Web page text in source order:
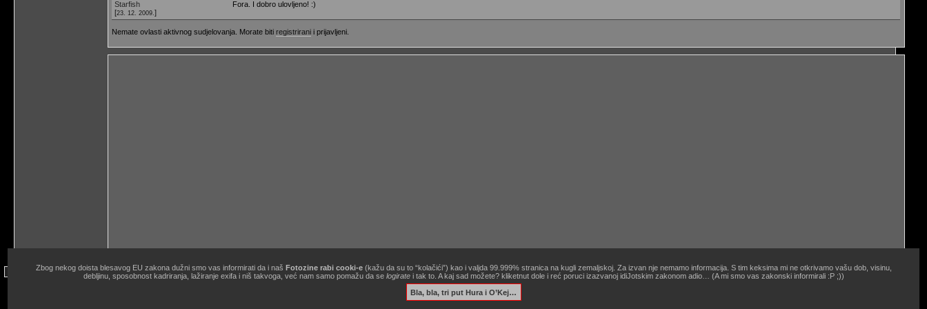
Starfish
[23. 12. 2009. ]
Fora. I dobro ulovljeno! :)
Nemate ovlasti aktivnog sudjelovanja. Morate biti registrirani i prijavljeni.
site copyright © 1998.-2026. Janko Belaj / Fotozine "Žičani okidač" [site powered byZine V3 alpha 9.1 ] .:korisnički ugovor / terms of use:. …&obavezno štivo!
Zbog nekog doista blesavog EU zakona dužni smo vas informirati da i naš Fotozine rabi cooki-e(kažu da su to “kolačići”) kao i valjda 99.999% stranica na kugli zemaljskoj. Za izvan nje nemamo informacija. S tim keksima mi ne otkrivamo vašu dob, visinu,
debljinu, sposobnost kadriranja, lažiranje exifa i niš takvoga, već nam samo pomažu da se logiratei tak to. A kaj sad možete? kliketnut dole i reć poruci izazvanoj idiJotskim zakonom adio… (A mi smo vas zakonski informirali :P ;))
Bla, bla, tri put Hura i O’Kej…